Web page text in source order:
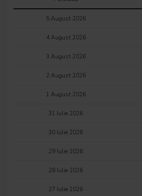
5 August 2026
4 August 2026
3 August 2026
2 August 2026
1 August 2026
31 Iulie 2026
30 Iulie 2026
29 Iulie 2026
28 Iulie 2026
27 Iulie 2026